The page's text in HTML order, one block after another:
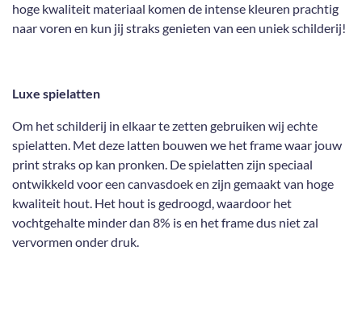
hoge kwaliteit materiaal komen de intense kleuren prachtig
naar voren en kun jij straks genieten van een uniek schilderij!
Luxe spielatten
Om het schilderij in elkaar te zetten gebruiken wij echte
spielatten. Met deze latten bouwen we het frame waar jouw
print straks op kan pronken. De spielatten zijn speciaal
ontwikkeld voor een canvasdoek en zijn gemaakt van hoge
kwaliteit hout. Het hout is gedroogd, waardoor het
vochtgehalte minder dan 8% is en het frame dus niet zal
vervormen onder druk.